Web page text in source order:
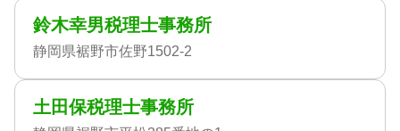
鈴木幸男税理士事務所
静岡県裾野市佐野1502-2
土田保税理士事務所